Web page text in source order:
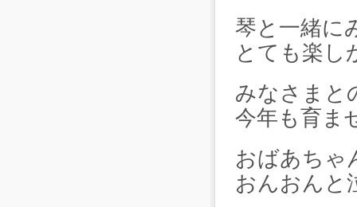
琴と一緒に
とても楽し
みなさまと
今年も育ま
おばあちゃ
おんおんと